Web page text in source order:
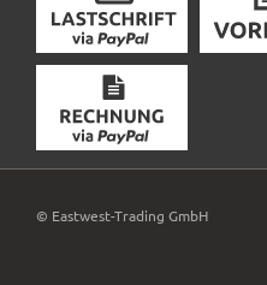
© Eastwest-Trading GmbH